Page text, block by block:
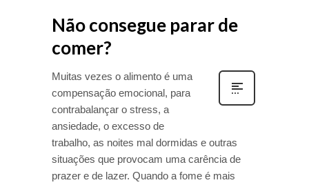
Não consegue parar de
comer?
Muitas vezes o alimento é uma
compensação emocional, para
contrabalançar o stress, a
ansiedade, o excesso de
trabalho, as noites mal dormidas e outras
situações que provocam uma carência de
prazer e de lazer. Quando a fome é mais